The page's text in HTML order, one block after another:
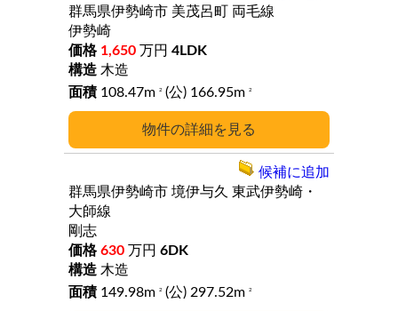
詳細
群馬県伊勢崎市 美茂呂町 両毛線
伊勢崎
1,650 万円 4LDK
木造
108.47m
2 (公) 166.95m 2
群馬県伊勢崎市 境伊与久 東武伊勢崎・
大師線
剛志
630 万円 6DK
木造
149.98m
2 (公) 297.52m 2
候補に追加